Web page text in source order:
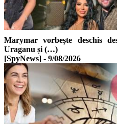
Marymar vorbește deschis
Uraganu și (…)
[SpyNews] - 9/08/2026